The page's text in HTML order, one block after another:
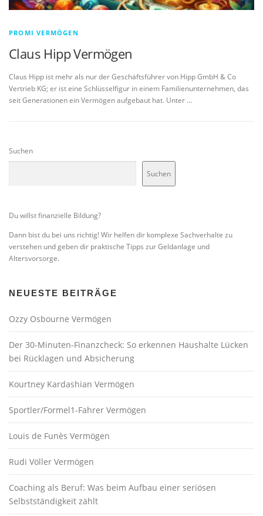
PROMI VERMÖGEN
Claus Hipp Vermögen
Claus Hipp ist mehr als nur der Geschäftsführer von Hipp GmbH & Co
Vertrieb KG; er ist eine Schlüsselfigur in einem Familienunternehmen, das
seit Generationen ein Vermögen aufgebaut hat. Unter …
Suchen
Suchen
Du willst finanzielle Bildung?
Dann bist du bei uns richtig! Wir helfen dir komplexe Sachverhalte zu
verstehen und geben dir praktische Tipps zur Geldanlage und
Altersvorsorge.
NEUESTE BEITRÄGE
Ozzy Osbourne Vermögen
Der 30-Minuten-Finanzcheck: So erkennen Haushalte Lücken
bei Rücklagen und Absicherung
Kourtney Kardashian Vermögen
Sportler/Formel1-Fahrer Vermögen
Louis de Funès Vermögen
Rudi Völler Vermögen
Coaching als Beruf: Was beim Aufbau einer seriösen
Selbstständigkeit zählt